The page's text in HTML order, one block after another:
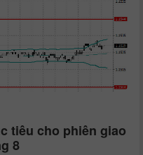
tiêu cho phiên giao
8